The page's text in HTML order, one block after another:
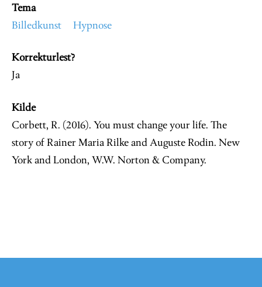
Tema
Billedkunst
Hypnose
Korrekturlest?
Ja
Kilde
Corbett, R. (2016). You must change your life. The
story of Rainer Maria Rilke and Auguste Rodin. New
York and London, W.W. Norton & Company.